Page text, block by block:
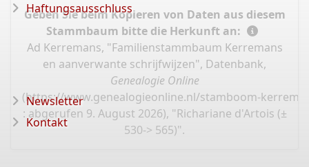
Geben Sie beim Kopieren von Daten aus diesem
Stammbaum bitte die Herkunft an:
Ad Kerremans, "Familienstammbaum Kerremans
en aanverwante schrijfwijzen", Datenbank,
Genealogie Online
(https://www.genealogieonline.nl/stamboom-
: abgerufen 9. August 2026), "Richariane d'Artois (±
530-> 565)".
Haftungsausschluss
Newsletter
Kontakt